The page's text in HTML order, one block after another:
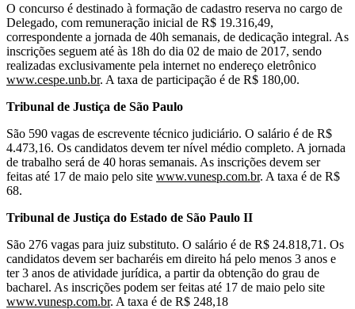
O concurso é destinado à formação de cadastro reserva no cargo de
Delegado, com remuneração inicial de R$ 19.316,49,
correspondente a jornada de 40h semanais, de dedicação integral. As
inscrições seguem até às 18h do dia 02 de maio de 2017, sendo
realizadas exclusivamente pela internet no endereço eletrônico
www.cespe.unb.br. A taxa de participação é de R$ 180,00.
Tribunal de Justiça de São Paulo
São 590 vagas de escrevente técnico judiciário. O salário é de R$
4.473,16. Os candidatos devem ter nível médio completo. A jornada
de trabalho será de 40 horas semanais. As inscrições devem ser
feitas até 17 de maio pelo site www.vunesp.com.br. A taxa é de R$
68.
Tribunal de Justiça do Estado de São Paulo II
São 276 vagas para juiz substituto. O salário é de R$ 24.818,71. Os
candidatos devem ser bacharéis em direito há pelo menos 3 anos e
ter 3 anos de atividade jurídica, a partir da obtenção do grau de
bacharel. As inscrições podem ser feitas até 17 de maio pelo site
www.vunesp.com.br. A taxa é de R$ 248,18